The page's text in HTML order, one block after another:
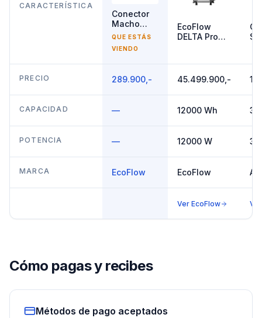
CARACTERÍSTICA
Conector
Macho
NEMA TT-
EcoFlow
QUE ESTÁS
VIENDO
EcoFlow
DELTA Pro
PRECIO 289.900,- 45.499.900,-
CAPACIDAD — 12000 Wh
POTENCIA — 12000 W
MARCA EcoFlow EcoFlow
Ver EcoFlow
Cómo pagas y recibes
Métodos de pago aceptados